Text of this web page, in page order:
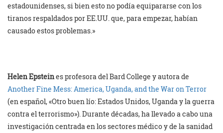
estadounidenses, si bien esto no podía equipararse con los
tiranos respaldados por EE.UU. que, para empezar, habían
causado estos problemas.»
Helen Epsteines profesora del Bard College y autora de
Another Fine Mess: America, Uganda, and the War on Terror
(en español, «Otro buen lío: Estados Unidos, Uganda y la guerra
contra el terrorismo»). Durante décadas, ha llevado a cabo una
investigación centrada en los sectores médico y de la sanidad